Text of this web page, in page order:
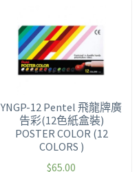
YNGP-12 Pentel 飛龍牌廣
告彩(12色紙盒裝)
POSTER COLOR (12
COLORS )
$65.00